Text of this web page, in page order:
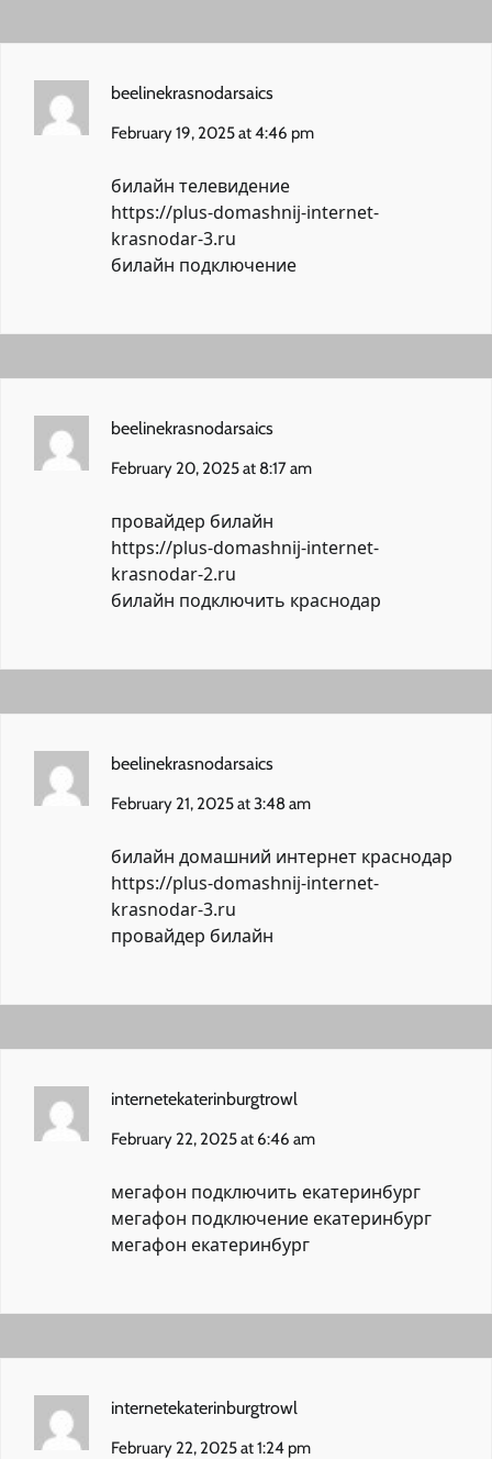
beelinekrasnodarsaics
February 19, 2025 at 4:46 pm
билайн телевидение
https://plus-domashnij-internet-
krasnodar-3.ru
билайн подключение
beelinekrasnodarsaics
February 20, 2025 at 8:17 am
провайдер билайн
https://plus-domashnij-internet-
krasnodar-2.ru
билайн подключить краснодар
beelinekrasnodarsaics
February 21, 2025 at 3:48 am
билайн домашний интернет краснодар
https://plus-domashnij-internet-
krasnodar-3.ru
провайдер билайн
internetekaterinburgtrowl
February 22, 2025 at 6:46 am
мегафон подключить екатеринбург
мегафон подключение екатеринбург
мегафон екатеринбург
internetekaterinburgtrowl
February 22, 2025 at 1:24 pm